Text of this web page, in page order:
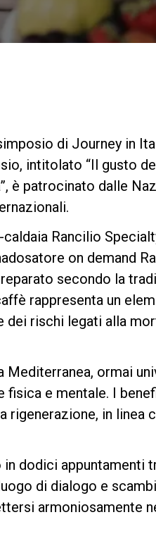
di Journey in
intitolato “Il gusto
è patrocinato dalle
Rancilio
on demand
secondo la
rappresenta un
dei rischi legati alla
ormai
e mentale. I
rigenerazione, in linea
dodici appuntamenti
di dialogo e
armoniosamente